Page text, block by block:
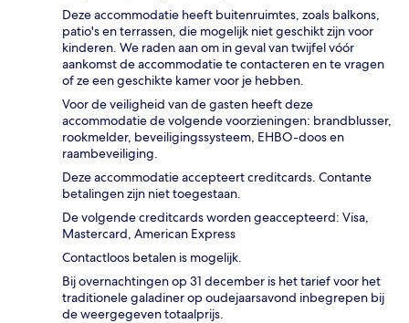
Deze accommodatie heeft buitenruimtes, zoals balkons,
patio's en terrassen, die mogelijk niet geschikt zijn voor
kinderen. We raden aan om in geval van twijfel vóór
aankomst de accommodatie te contacteren en te vragen
of ze een geschikte kamer voor je hebben.
Voor de veiligheid van de gasten heeft deze
accommodatie de volgende voorzieningen: brandblusser,
rookmelder, beveiligingssysteem, EHBO-doos en
raambeveiliging.
Deze accommodatie accepteert creditcards. Contante
betalingen zijn niet toegestaan.
De volgende creditcards worden geaccepteerd: Visa,
Mastercard, American Express
Contactloos betalen is mogelijk.
Bij overnachtingen op 31 december is het tarief voor het
traditionele galadiner op oudejaarsavond inbegrepen bij
de weergegeven totaalprijs.